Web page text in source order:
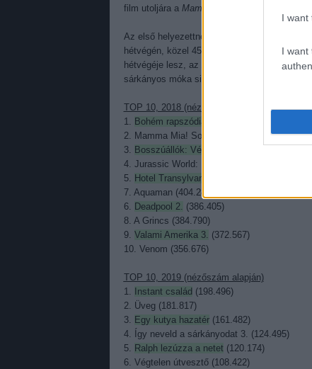
I want
I want
film utoljára a Mamma Mia!
Az első helyezettnek köszönhetően
hétvégén, közel 450 millió forint értékben
hétvégéje lesz, az
Amit nem akarsz tudni
sárkányos móka simán uralkodhat majd újabb
TOP 10, 2018 (nézőszám alapján)
1. Bohém rapszódia
2. Mamma Mia! Sose hagyjuk abba (576.327)
3. Bosszúállók: Végtelen háború
4. Jurassic World: Bukott birodalom (417.546)
5. Hotel Transylvania 3: Szörnyen rémes
7. Aquaman (404.289)
6. Deadpool 2. (386.405)
8. A Grincs (384.790)
9. Valami Amerika 3. (372.567)
10. Venom (356.676)
TOP 10, 2019 (nézőszám alapján)
1.
Instant család (198.496)
2. Üveg (181.817)
3. Egy kutya hazatér(161.482)
4. Így neveld a sárkányodat 3. (124.495)
5. Ralph lezúzza a netet(120.174)
6. Végtelen útvesztő (108.422)